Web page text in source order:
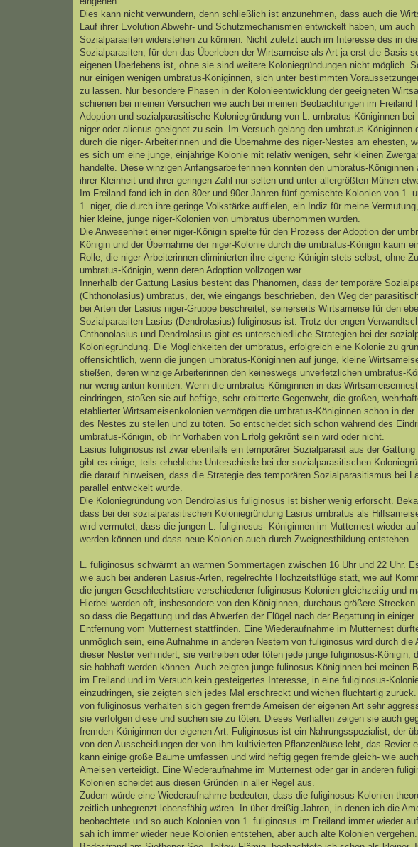
Dies kann nicht verwundern, denn schließlich ist anzunehmen, dass auch die
Lauf ihrer Evolution Abwehr- und Schutzmechanismen entwickelt haben, um
Sozialparasiten widerstehen zu können. Nicht zuletzt auch im Interesse des in
Sozialparasiten, für den das Überleben der Wirtsameise als Art ja erst die Basis
eigenen Überlebens ist, ohne sie sind weitere Koloniegründungen nicht möglich.
nur einigen wenigen umbratus-Königinnen, sich unter bestimmten
zu lassen. Nur besondere Phasen in der Kolonieentwicklung der geeigneten
schienen bei meinen Versuchen wie auch bei meinen Beobachtungen im Freiland
Adoption und sozialparasitische Koloniegründung von L. umbratus-Königinnen bei
niger oder alienus geeignet zu sein. Im Versuch gelang den umbratus-Königinnen
durch die niger- Arbeiterinnen und die Übernahme des niger-Nestes am ehesten,
es sich um eine junge, einjährige Kolonie mit relativ wenigen, sehr kleinen
handelte. Diese winzigen Anfangsarbeiterinnen konnten den umbratus-Königinnen
ihrer Kleinheit und ihrer geringen Zahl nur selten und unter allergrößten Mühen
Im Freiland fand ich in den 80er und 90er Jahren fünf gemischte Kolonien von 1.
1. niger, die durch ihre geringe Volkstärke auffielen, ein Indiz für meine
hier kleine, junge niger-Kolonien von umbratus übernommen wurden.
Die Anwesenheit einer niger-Königin spielte für den Prozess der Adoption der
Königin und der Übernahme der niger-Kolonie durch die umbratus-Königin kaum
Rolle, die niger-Arbeiterinnen eliminierten ihre eigene Königin stets selbst, ohne
umbratus-Königin, wenn deren Adoption vollzogen war.
Innerhalb der Gattung Lasius besteht das Phänomen, dass der temporäre
(Chthonolasius) umbratus, der, wie eingangs beschrieben, den Weg der
bei Arten der Lasius niger-Gruppe beschreitet, seinerseits Wirtsameise für den
Sozialparasiten Lasius (Dendrolasius) fuliginosus ist. Trotz der engen
Chthonolasius und Dendrolasius gibt es unterschiedliche Strategien bei der
Koloniegründung. Die Möglichkeiten der umbratus, erfolgreich eine Kolonie zu
offensichtlich, wenn die jungen umbratus-Königinnen auf junge, kleine
stießen, deren winzige Arbeiterinnen den keineswegs unverletzlichen umbratus-
nur wenig antun konnten. Wenn die umbratus-Königinnen in das Wirtsameisennest
eindringen, stoßen sie auf heftige, sehr erbitterte Gegenwehr, die großen,
etablierter Wirtsameisenkolonien vermögen die umbratus-Königinnen schon in der
des Nestes zu stellen und zu töten. So entscheidet sich schon während des
umbratus-Königin, ob ihr Vorhaben von Erfolg gekrönt sein wird oder nicht.
Lasius fuliginosus ist zwar ebenfalls ein temporärer Sozialparasit aus der
gibt es einige, teils erhebliche Unterschiede bei der sozialparasitischen
die darauf hinweisen, dass die Strategie des temporären Sozialparasitismus bei
parallel entwickelt wurde.
Die Koloniegründung von Dendrolasius fuliginosus ist bisher wenig erforscht.
dass bei der sozialparasitischen Koloniegründung Lasius umbratus als
wird vermutet, dass die jungen L. fuliginosus- Königinnen im Mutternest wieder
werden können und dass neue Kolonien auch durch Zweignestbildung entstehen.
L. fuliginosus schwärmt an warmen Sommertagen zwischen 16 Uhr und 22 Uhr.
wie auch bei anderen Lasius-Arten, regelrechte Hochzeitsflüge statt, wie auf
die jungen Geschlechtstiere verschiedener fuliginosus-Kolonien gleichzeitig und
Hierbei werden oft, insbesondere von den Königinnen, durchaus größere
so dass die Begattung und das Abwerfen der Flügel nach der Begattung in einiger
Entfernung vom Mutternest stattfinden. Eine Wiederaufnahme im Mutternest
unmöglich sein, eine Aufnahme in anderen Nestern von fuliginosus wird durch die
dieser Nester verhindert, sie vertreiben oder töten jede junge fuliginosus-Königin,
sie habhaft werden können. Auch zeigten junge fulinosus-Königinnen bei meinen
im Freiland und im Versuch kein gesteigertes Interesse, in eine fuliginosus-
einzudringen, sie zeigten sich jedes Mal erschreckt und wichen fluchtartig zurück.
von fuliginosus verhalten sich gegen fremde Ameisen der eigenen Art sehr
sie verfolgen diese und suchen sie zu töten. Dieses Verhalten zeigen sie auch
fremden Königinnen der eigenen Art. Fuliginosus ist ein Nahrungsspezialist, der
von den Ausscheidungen der von ihm kultivierten Pflanzenläuse lebt, das Revier
kann einige große Bäume umfassen und wird heftig gegen fremde gleich- wie
Ameisen verteidigt. Eine Wiederaufnahme im Mutternest oder gar in anderen
Kolonien scheidet aus diesen Gründen in aller Regel aus.
Zudem würde eine Wiederaufnahme bedeuten, dass die fuliginosus-Kolonien
zeitlich unbegrenzt lebensfähig wären. In über dreißig Jahren, in denen ich die
beobachtete und so auch Kolonien von 1. fuliginosus im Freiland immer wieder
sah ich immer wieder neue Kolonien entstehen, aber auch alte Kolonien